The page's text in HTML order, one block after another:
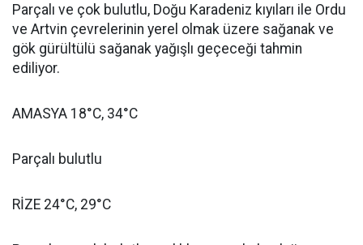
Parçalı ve çok bulutlu, Doğu Karadeniz kıyıları ile Ordu
ve Artvin çevrelerinin yerel olmak üzere sağanak ve
gök gürültülü sağanak yağışlı geçeceği tahmin
ediliyor.
AMASYA 18°C, 34°C
Parçalı bulutlu
RİZE 24°C, 29°C